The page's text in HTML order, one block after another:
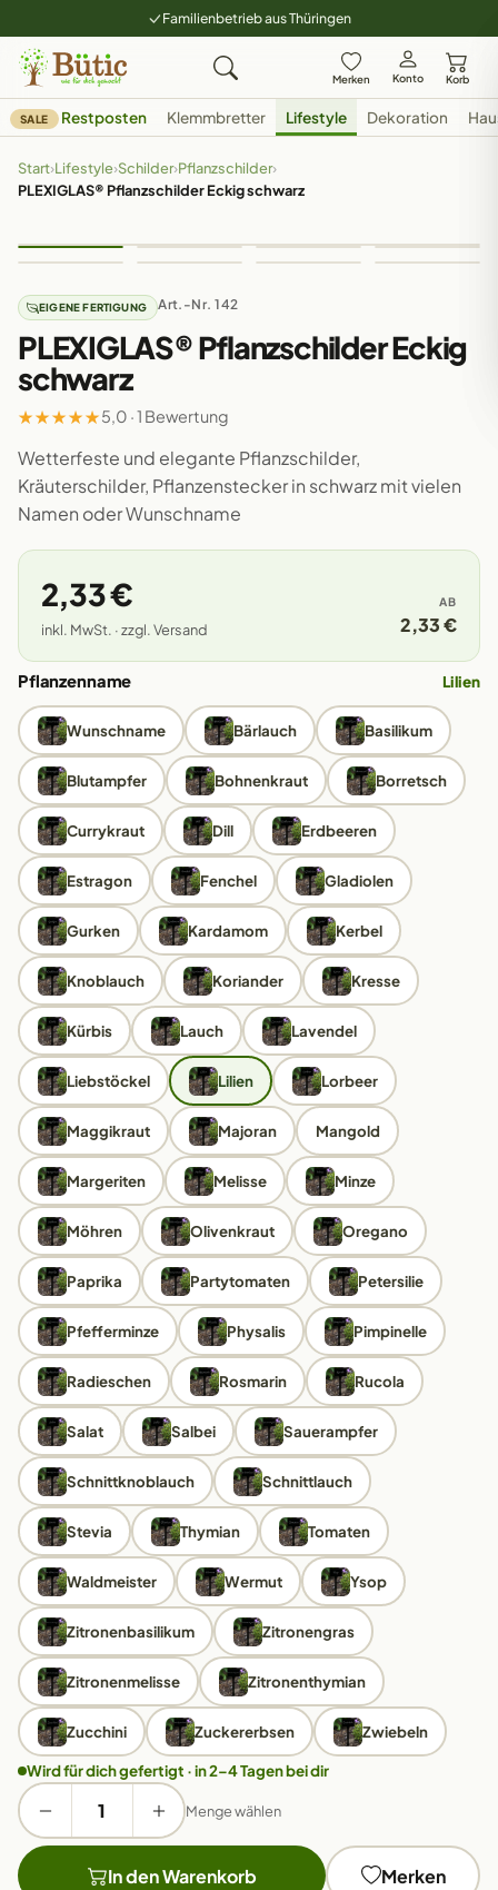
Familienbetrieb aus Thüringen
Merken Konto Korb
SALE Restposten Klemmbretter Lifestyle Dekoration
Start›Lifestyle›Schilder›Pflanzschilder›
PLEXIGLAS® Pflanzschilder Eckig schwarz
EIGENE FERTIGUNG Art.-Nr. 142
PLEXIGLAS® Pflanzschilder Eckig
schwarz
★★★★★5,0 · 1 Bewertung
Wetterfeste und elegante Pflanzschilder,
Kräuterschilder, Pflanzenstecker in schwarz mit vielen
Namen oder Wunschname
2,33 €
inkl. MwSt. · zzgl. Versand
AB
2,33 €
Pflanzenname Lilien
Wunschname Bärlauch Basilikum
Blutampfer Bohnenkraut Borretsch
Currykraut Dill Erdbeeren
Estragon Fenchel Gladiolen
Gurken Kardamom Kerbel
Knoblauch Koriander Kresse
Kürbis Lauch Lavendel
Liebstöckel Lilien Lorbeer
Maggikraut Majoran Mangold
Margeriten Melisse Minze
Möhren Olivenkraut Oregano
Paprika Partytomaten Petersilie
Pfefferminze Physalis Pimpinelle
Radieschen Rosmarin Rucola
Salat Salbei Sauerampfer
Schnittknoblauch Schnittlauch
Stevia Thymian Tomaten
Waldmeister Wermut Ysop
Zitronenbasilikum Zitronengras
Zitronenmelisse Zitronenthymian
Zucchini Zuckererbsen Zwiebeln
Wird für dich gefertigt · in 2–4 Tagen bei dir
Menge wählen
In den Warenkorb Merken